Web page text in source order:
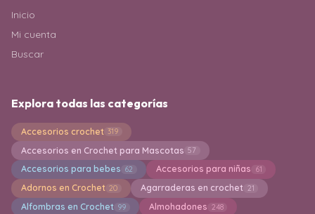
Inicio
Mi cuenta
Buscar
Explora todas las categorías
Accesorios crochet 319
Accesorios en Crochet para Mascotas 57
Accesorios para bebes 62 Accesorios para niñas 61
Adornos en Crochet 20 Agarraderas en crochet 21
Alfombras en Crochet 99 Almohadones 248